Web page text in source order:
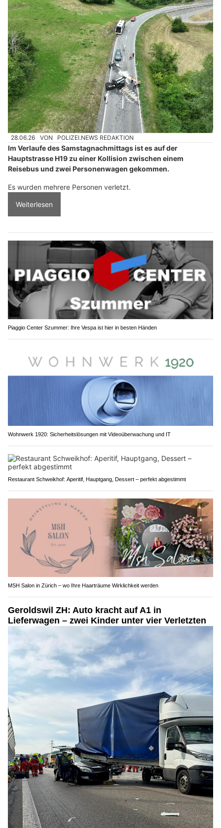
28.06.26 VON POLIZEI.NEWS REDAKTION
Im Verlaufe des Samstagnachmittags ist es auf der
Hauptstrasse H19 zu einer Kollision zwischen einem
Reisebus und zwei Personenwagen gekommen.
Es wurden mehrere Personen verletzt.
Weiterlesen
Piaggio Center Szummer: Ihre Vespa ist hier in besten Händen
Wohnwerk 1920: Sicherheitslösungen mit Videoüberwachung und IT
Restaurant Schweikhof: Aperitif, Hauptgang, Dessert – perfekt abgestimmt
MSH Salon in Zürich – wo Ihre Haarträume Wirklichkeit werden
Geroldswil ZH: Auto kracht auf A1 in
Lieferwagen – zwei Kinder unter vier Verletzten